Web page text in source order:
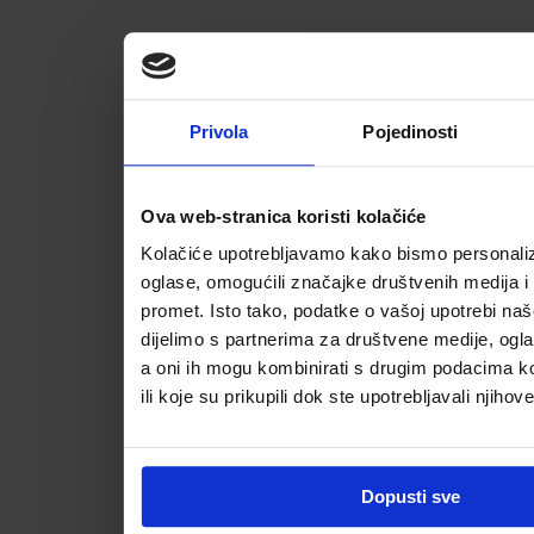
Privola Pojedinosti
Ova web-stranica koristi kolačiće
Kolačiće upotrebljavamo kako bismo
oglase, omogućili značajke društvenih medija i
promet. Isto tako, podatke o vašoj upotrebi
dijelimo s partnerima za društvene medije,
a oni ih mogu kombinirati s drugim podacima
ili koje su prikupili dok ste upotrebljavali
Dopusti sve